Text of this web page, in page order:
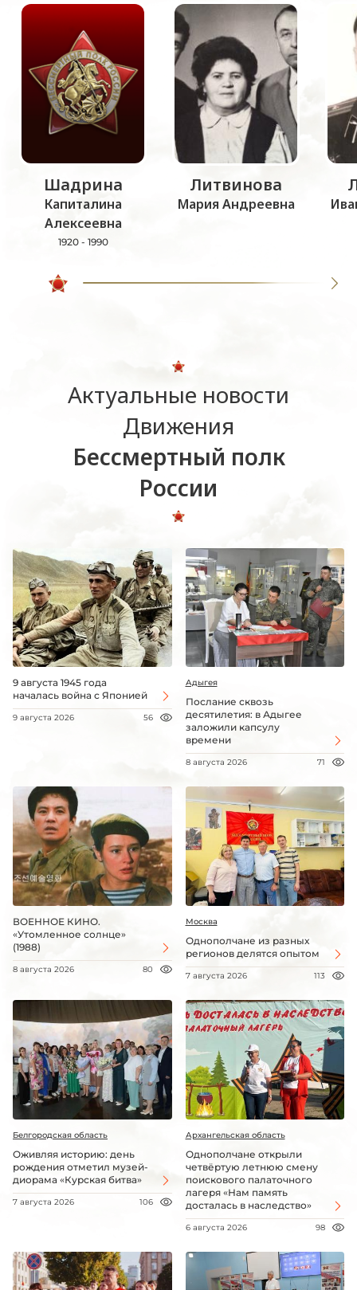
Шадрина
Капиталина
Алексеевна
1920 - 1990
Литвинова
Мария Андреевна
Актуальные новости
Движения
Бессмертный полк
России
9 августа 1945 года
началась война с Японией
9 августа 2026 56
Адыгея
Послание сквозь
десятилетия: в Адыгее
заложили капсулу
времени
8 августа 2026 71
ВОЕННОЕ КИНО.
«Утомленное солнце»
(1988)
8 августа 2026 80
Москва
Однополчане из разных
регионов делятся опытом
7 августа 2026 113
Белгородская область
Оживляя историю: день
рождения отметил музей-
диорама «Курская битва»
7 августа 2026 106
Архангельская область
Однополчане открыли
четвёртую летнюю смену
поискового палаточного
лагеря «Нам память
досталась в наследство»
6 августа 2026 98